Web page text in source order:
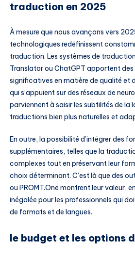
traduction en 2025
À mesure que nous avançons vers
technologiques redéfinissent
traduction. Les systèmes de
Translator ou ChatGPT apportent
significatives en matière de qualité et
qui s’appuient sur des réseaux de
parviennent à saisir les subtilités de la
traductions bien plus naturelles et
En outre, la possibilité d’intégrer des
supplémentaires, telles que la
complexes tout en préservant leur
choix déterminant. C’est là que des
ou PROMT.One montrent leur valeur,
inégalée pour les professionnels qui
de formats et de langues.
le budget et les options